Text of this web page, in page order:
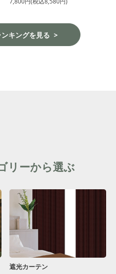
キングを見る
リーから選ぶ
遮光カーテン